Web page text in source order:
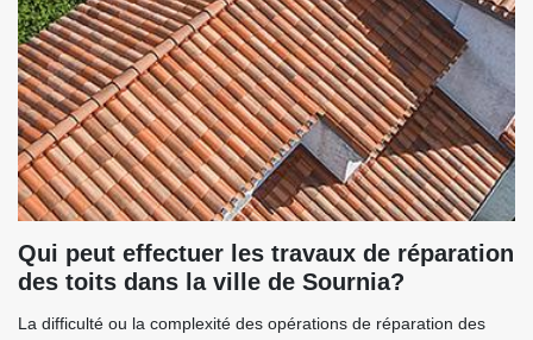
Qui peut effectuer les travaux de réparation
des toits dans la ville de Sournia?
La difficulté ou la complexité des opérations de réparation des